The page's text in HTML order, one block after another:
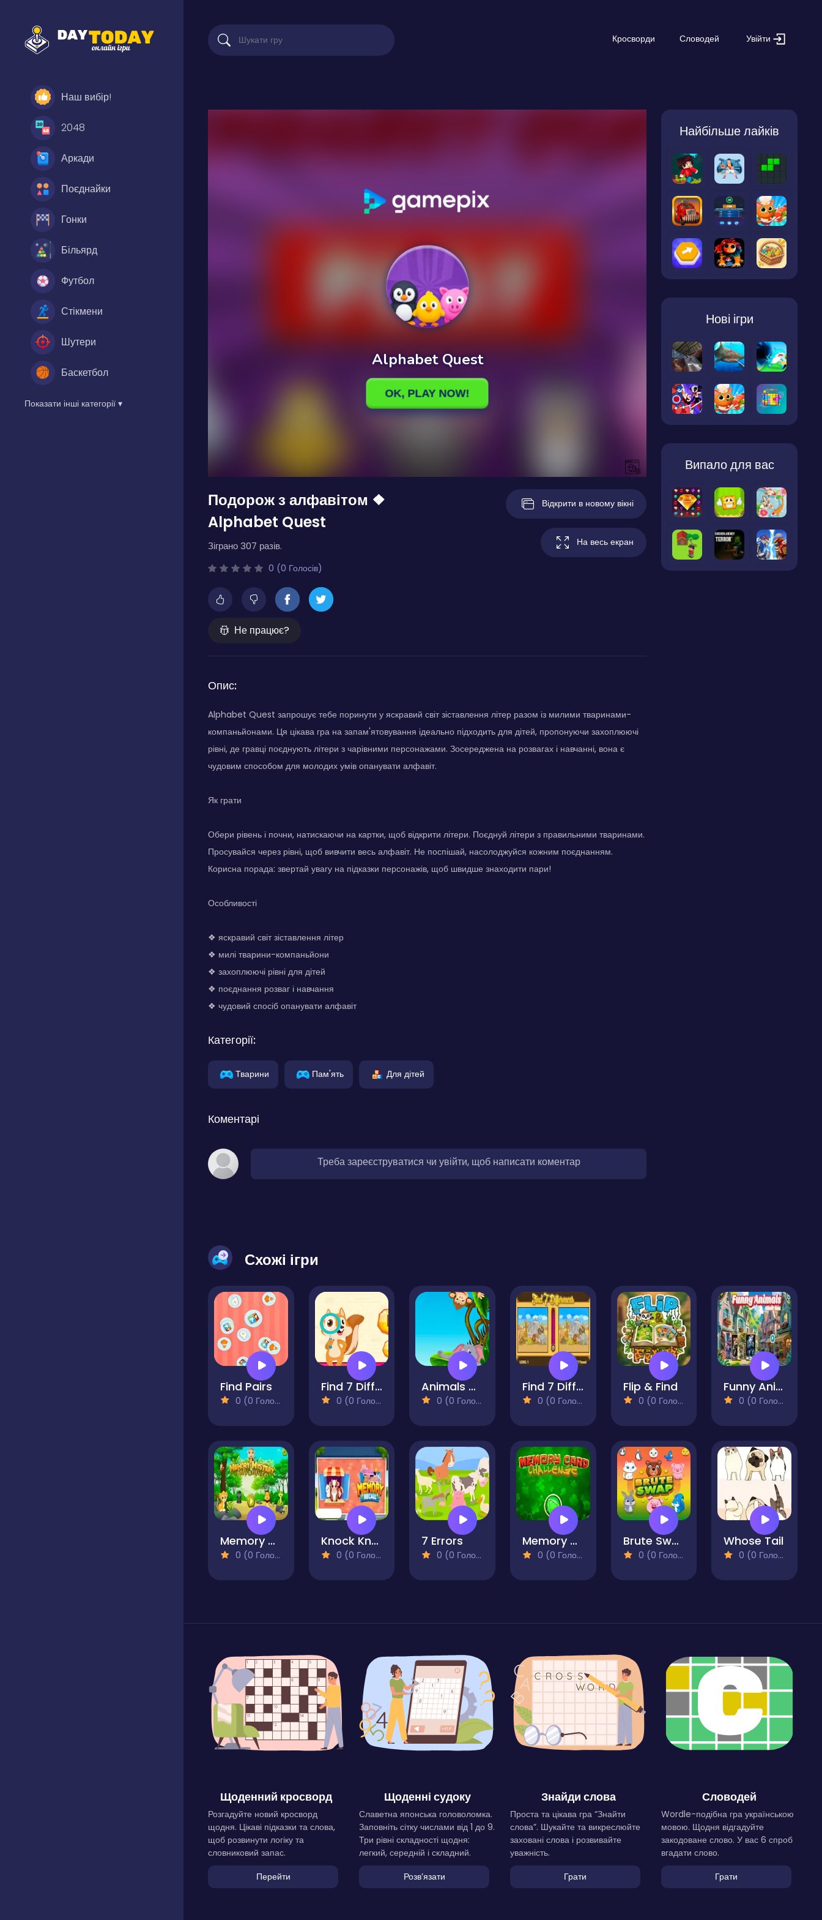
Наш вибір!
2048
Аркади
Поєднайки
Гонки
Більярд
Футбол
Стікмени
Шутери
Баскетбол
Показати інші категорії ▾
Кросворди Словодей Увійти
Подорож з алфавітом ❖
Alphabet Quest
Зіграно 307 разів.
0 (0 Голосів)
Не працює?
Відкрити в новому вікні
На весь екран
Опис:
Alphabet Quest запрошує тебе поринути у яскравий світ зіставлення літер разом із милими тваринами-
компаньйонами. Ця цікава гра на запам'ятовування ідеально підходить для дітей, пропонуючи захоплюючі
рівні, де гравці поєднують літери з чарівними персонажами. Зосереджена на розвагах і навчанні, вона є
чудовим способом для молодих умів опанувати алфавіт.
Як грати
Обери рівень і почни, натискаючи на картки, щоб відкрити літери. Поєднуй літери з правильними тваринами.
Просувайся через рівні, щоб вивчити весь алфавіт. Не поспішай, насолоджуйся кожним поєднанням.
Корисна порада: звертай увагу на підказки персонажів, щоб швидше знаходити пари!
Особливості
❖ яскравий світ зіставлення літер
❖ милі тварини-компаньйони
❖ захоплюючі рівні для дітей
❖ поєднання розваг і навчання
❖ чудовий спосіб опанувати алфавіт
Категорії:
Тварини Пам'ять Для дітей
Коментарі
Треба зареєструватися чи увійти, щоб написати коментар
Найбільше лайків
Нові ігри
Випало для вас
Схожі ігри
Find Pairs
0 (0 Голосів)
Find 7 Differences
0 (0 Голосів)
Animals Memory
0 (0 Голосів)
Find 7 Differences Game
0 (0 Голосів)
Flip & Find
0 (0 Голосів)
Funny Animals Memory Game
0 (0 Голосів)
Memory Mystery Adventure
0 (0 Голосів)
Knock Knock Memory Recall
0 (0 Голосів)
7 Errors
0 (0 Голосів)
Memory Card Challenge
0 (0 Голосів)
Brute Swap
0 (0 Голосів)
Whose Tail
0 (0 Голосів)
Щоденний кросворд
Розгадуйте новий кросворд
щодня. Цікаві підказки та слова,
щоб розвинути логіку та
словниковий запас.
Перейти
Щоденні судоку
Славетна японська головоломка.
Заповніть сітку числами від 1 до 9.
Три рівні складності щодня:
легкий, середній і складний.
Розвʼязати
Знайди слова
Проста та цікава гра “Знайти
слова”. Шукайте та викреслюйте
заховані слова і розвивайте
уважність.
Грати
Словодей
Wordle-подібна гра українською
мовою. Щодня відгадуйте
закодоване слово. У вас 6 спроб
вгадати слово.
Грати